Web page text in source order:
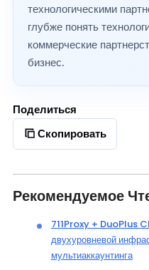
технологическими
глубже понять
коммерческие
бизнес.
Поделиться
Скопировать
Рекомендуемое
711Proxy + DuoPlus
двухуровневой
мультиаккаунтинга